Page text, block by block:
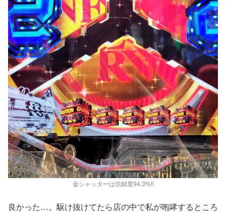
金シャッターは信頼度94.3%!!
良かった…。駆け抜けてたら店の中で私が咆哮するところ